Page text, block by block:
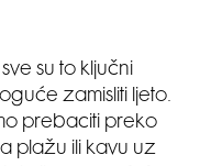
su to ključni
zamisliti ljeto.
prebaciti preko
plažu ili kavu uz